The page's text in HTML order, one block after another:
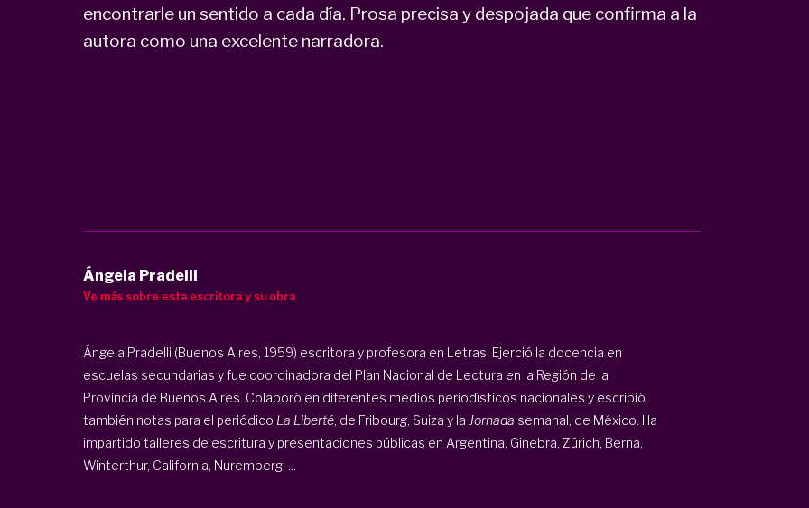
encontrarle un sentido a cada día. Prosa precisa y despojada que confirma a la
autora como una excelente narradora.
Ángela Pradelli
Ve más sobre esta escritora y su obra
Ángela Pradelli (Buenos Aires, 1959) escritora y profesora en Letras. Ejerció la docencia en
escuelas secundarias y fue coordinadora del Plan Nacional de Lectura en la Región de la
Provincia de Buenos Aires. Colaboró en diferentes medios periodísticos nacionales y escribió
también notas para el periódico La Liberté, de Fribourg, Suiza y la Jornada semanal, de México. Ha
impartido talleres de escritura y presentaciones públicas en Argentina, Ginebra, Zúrich, Berna,
Winterthur, California, Nuremberg, ...